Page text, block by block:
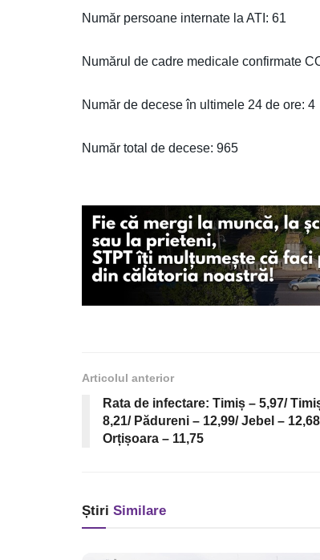
Număr persoane internate la ATI: 61
Numărul de cadre medicale confirmate
Număr de decese în ultimele 24 de ore: 4
Număr total de decese: 965
Articolul anterior
Rata de infectare: Timiș – 5,97/
8,21/ Pădureni – 12,99/ Jebel –
Orțișoara – 11,75
Știri Similare